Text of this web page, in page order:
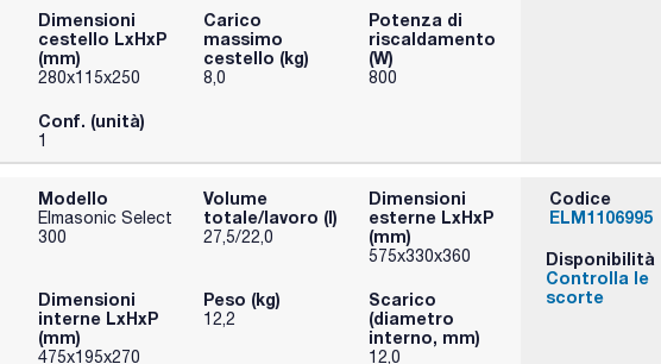
Dimensioni
cestello LxHxP
(mm)
280x115x250
Carico
massimo
cestello (kg)
8,0
Potenza di
riscaldamento
(W)
800
Conf. (unità)
1
Modello
Elmasonic Select
300
Volume
totale/lavoro (l)
27,5/22,0
Dimensioni
esterne LxHxP
(mm)
575x330x360
Dimensioni
interne LxHxP
(mm)
475x195x270
Peso (kg)
12,2
Scarico
(diametro
interno, mm)
12,0
Codice
ELM1106995
Disponibilità
Controlla le
scorte